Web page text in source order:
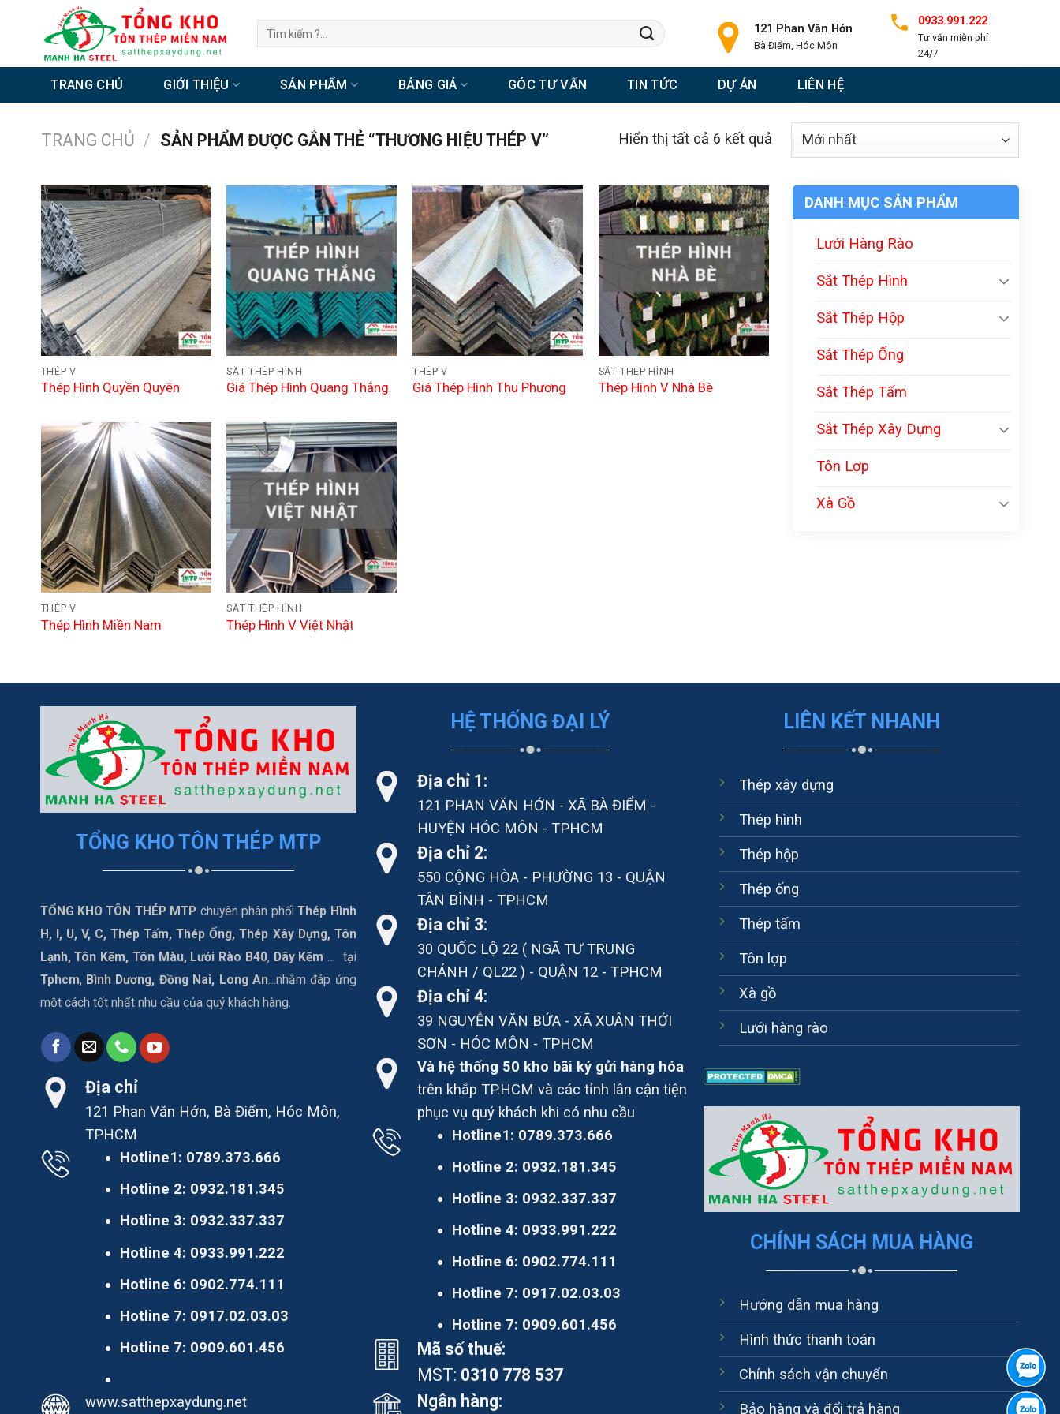
Tìm
kiếm:
121 Phan Văn Hớn
Bà Điểm, Hóc Môn
0933.991.222
Tư vấn miễn phí
24/7
TRANG CHỦ GIỚI THIỆU SẢN PHẨM BẢNG GIÁ GÓC TƯ VẤN TIN TỨC DỰ ÁN LIÊN HỆ
TRANG CHỦ / SẢN PHẨM ĐƯỢC GẮN THẺ “THƯƠNG HIỆU THÉP V” Hiển thị tất cả 6 kết quả
THÉP V
Thép Hình Quyền Quyên
SẮT THÉP HÌNH
Giá Thép Hình Quang Thắng
THÉP V
Giá Thép Hình Thu Phương
SẮT THÉP HÌNH
Thép Hình V Nhà Bè
THÉP V
Thép Hình Miền Nam
SẮT THÉP HÌNH
Thép Hình V Việt Nhật
DANH MỤC SẢN PHẨM
Lưới Hàng Rào
Sắt Thép Hình
Sắt Thép Hộp
Sắt Thép Ống
Sắt Thép Tấm
Sắt Thép Xây Dựng
Tôn Lợp
Xà Gồ
TỔNG KHO TÔN THÉP MTP
TỔNG KHO TÔN THÉP MTP chuyên phân phốiThép Hình
H, I, U, V, C, Thép Tấm, Thép Ống, Thép Xây Dựng, Tôn
Lạnh, Tôn Kẽm, Tôn Màu, Lưới Rào B40, Dây Kẽm … tại
Tphcm, Bình Dương, Đồng Nai, Long An…nhằm đáp ứng
một cách tốt nhất nhu cầu của quý khách hàng.
Địa chỉ
121 Phan Văn Hớn, Bà Điểm, Hóc Môn,
TPHCM
Hotline1: 0789.373.666
Hotline 2: 0932.181.345
Hotline 3: 0932.337.337
Hotline 4: 0933.991.222
Hotline 6: 0902.774.111
Hotline 7: 0917.02.03.03
Hotline 7: 0909.601.456
www.satthepxaydung.net
HỆ THỐNG ĐẠI LÝ
Địa chỉ 1:
121 PHAN VĂN HỚN - XÃ BÀ ĐIỂM -
HUYỆN HÓC MÔN - TPHCM
Địa chỉ 2:
550 CỘNG HÒA - PHƯỜNG 13 - QUẬN
TÂN BÌNH - TPHCM
Địa chỉ 3:
30 QUỐC LỘ 22 ( NGÃ TƯ TRUNG
CHÁNH / QL22 ) - QUẬN 12 - TPHCM
Địa chỉ 4:
39 NGUYỄN VĂN BỨA - XÃ XUÂN THỚI
SƠN - HÓC MÔN - TPHCM
Và hệ thống 50 kho bãi ký gửi hàng hóa
trên khắp TP.HCM và các tỉnh lân cận tiện
phục vụ quý khách khi có nhu cầu
Hotline1: 0789.373.666
Hotline 2: 0932.181.345
Hotline 3: 0932.337.337
Hotline 4: 0933.991.222
Hotline 6: 0902.774.111
Hotline 7: 0917.02.03.03
Hotline 7: 0909.601.456
Mã số thuế:
MST: 0310 778 537
Ngân hàng:
LIÊN KẾT NHANH
Thép xây dựng
Thép hình
Thép hộp
Thép ống
Thép tấm
Tôn lợp
Xà gồ
Lưới hàng rào
CHÍNH SÁCH MUA HÀNG
Hướng dẫn mua hàng
Hình thức thanh toán
Chính sách vận chuyển
Bảo hàng và đổi trả hàng